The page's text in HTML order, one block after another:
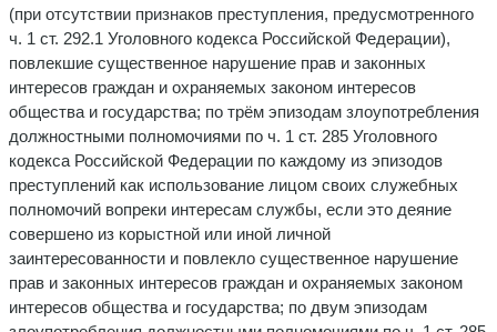
(при отсутствии признаков преступления, предусмотренного
ч. 1 ст. 292.1 Уголовного кодекса Российской Федерации),
повлекшие существенное нарушение прав и законных
интересов граждан и охраняемых законом интересов
общества и государства; по трём эпизодам злоупотребления
должностными полномочиями по ч. 1 ст. 285 Уголовного
кодекса Российской Федерации по каждому из эпизодов
преступлений как использование лицом своих служебных
полномочий вопреки интересам службы, если это деяние
совершено из корыстной или иной личной
заинтересованности и повлекло существенное нарушение
прав и законных интересов граждан и охраняемых законом
интересов общества и государства; по двум эпизодам